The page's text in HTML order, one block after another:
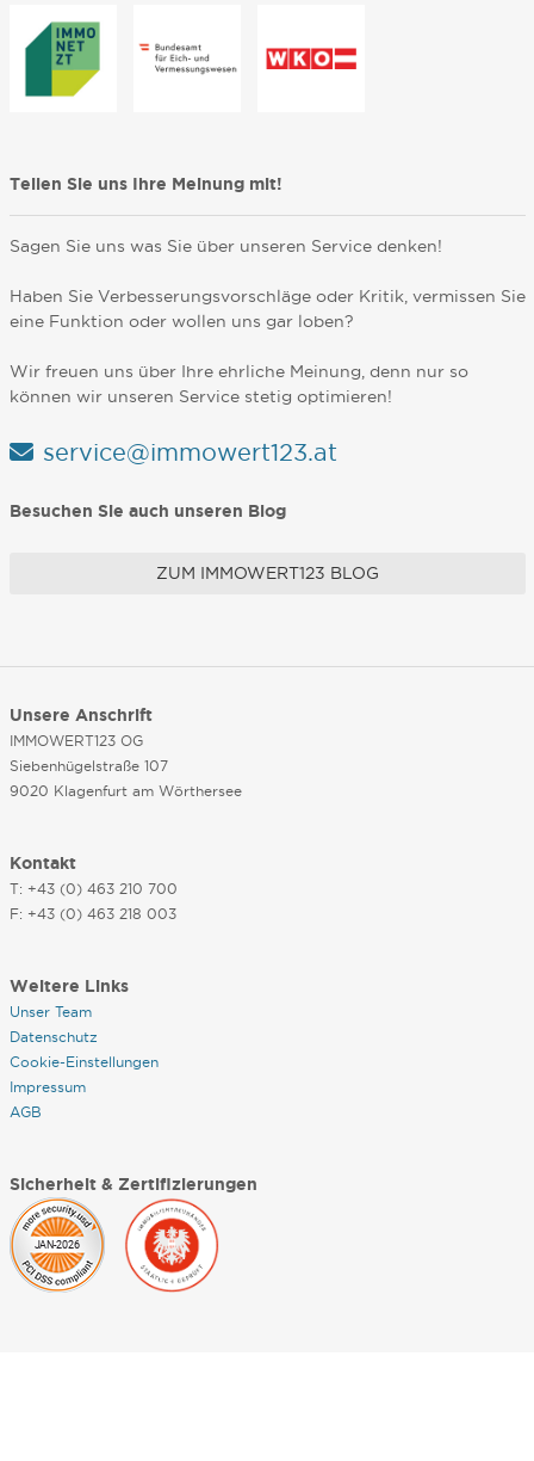
Teilen Sie uns Ihre Meinung mit!
Sagen Sie uns was Sie über unseren Service denken!
Haben Sie Verbesserungsvorschläge oder Kritik, vermissen Sie
eine Funktion oder wollen uns gar loben?
Wir freuen uns über Ihre ehrliche Meinung, denn nur so
können wir unseren Service stetig optimieren!
service@immowert123.at
Besuchen Sie auch unseren Blog
ZUM IMMOWERT123 BLOG
Unsere Anschrift
IMMOWERT123 OG
Siebenhügelstraße 107
9020 Klagenfurt am Wörthersee
Kontakt
T: +43 (0) 463 210 700
F: +43 (0) 463 218 003
Weitere Links
Unser Team
Datenschutz
Cookie-Einstellungen
Impressum
AGB
Sicherheit & Zertifizierungen